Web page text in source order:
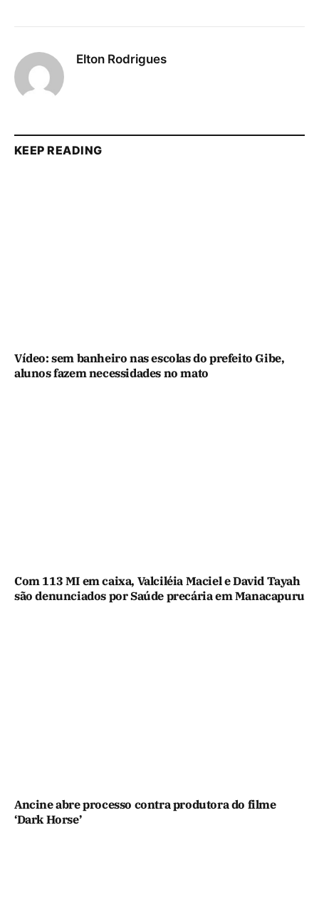
Elton Rodrigues
KEEP READING
Vídeo: sem banheiro nas escolas do prefeito Gibe,
alunos fazem necessidades no mato
Com 113 MI em caixa, Valciléia Maciel e David Tayah
são denunciados por Saúde precária em Manacapuru
Ancine abre processo contra produtora do filme
‘Dark Horse’